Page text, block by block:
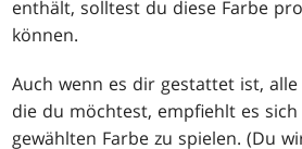
enthält, solltest du diese Farbe
können.
Auch wenn es dir gestattet ist, alle
die du möchtest, empfiehlt es
gewählten Farbe zu spielen. (Du